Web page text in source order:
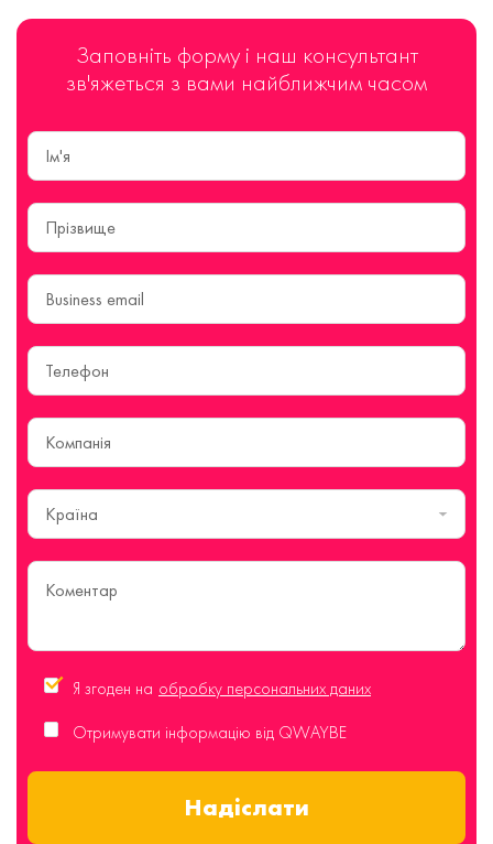
Заповніть форму і наш консультант
зв'яжеться з вами найближчим часом
Країна
Я згоден на обробку персональних даних
Отримувати інформацію від QWAYBE
Надіслати